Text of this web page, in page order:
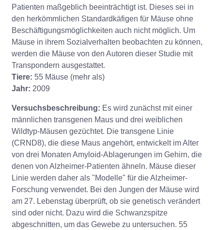
Patienten maßgeblich beeinträchtigt ist. Dieses sei in
den herkömmlichen Standardkäfigen für Mäuse ohne
Beschäftigungsmöglichkeiten auch nicht möglich. Um
Mäuse in ihrem Sozialverhalten beobachten zu können,
werden die Mäuse von den Autoren dieser Studie mit
Transpondern ausgestattet.
Tiere: 55 Mäuse (mehr als)
Jahr: 2009
Versuchsbeschreibung: Es wird zunächst mit einer
männlichen transgenen Maus und drei weiblichen
Wildtyp-Mäusen gezüchtet. Die transgene Linie
(CRND8), die diese Maus angehört, entwickelt im Alter
von drei Monaten Amyloid-Ablagerungen im Gehirn, die
denen von Alzheimer-Patienten ähneln. Mäuse dieser
Linie werden daher als "Modelle" für die Alzheimer-
Forschung verwendet. Bei den Jungen der Mäuse wird
am 27. Lebenstag überprüft, ob sie genetisch verändert
sind oder nicht. Dazu wird die Schwanzspitze
abgeschnitten, um das Gewebe zu untersuchen. 55